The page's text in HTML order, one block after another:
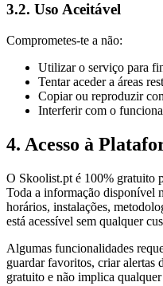
3.2. Uso Aceitável
Comprometes-te a não:
Utilizar o serviço para
Tentar aceder a áreas
Copiar ou reproduzir
Interferir com o
4. Acesso à
O Skoolist.pt é 100% gratuito
Toda a informação
horários, instalações,
está acessível sem qualquer
Algumas funcionalidades
guardar favoritos, criar alertas
gratuito e não implica